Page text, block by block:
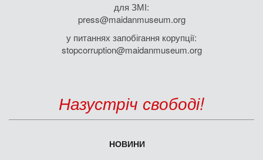
для ЗМІ:
press@maidanmuseum.org
у питаннях запобігання корупції:
stopcorruption@maidanmuseum.org
Назустріч свободі!
НОВИНИ